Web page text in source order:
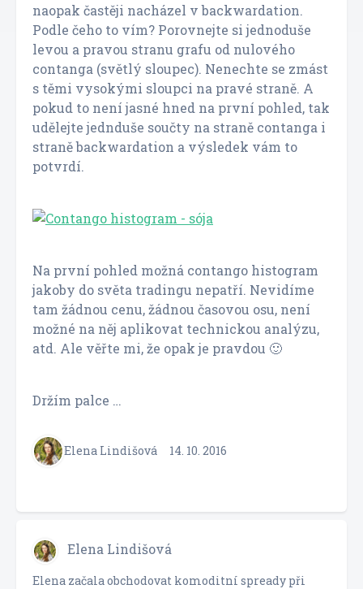
naopak častěji nacházel v backwardation.
Podle čeho to vím? Porovnejte si jednoduše
levou a pravou stranu grafu od nulového
contanga (světlý sloupec). Nenechte se zmást
s těmi vysokými sloupci na pravé straně. A
pokud to není jasné hned na první pohled, tak
udělejte jednduše součty na straně contanga i
straně backwardation a výsledek vám to
potvrdí.
Na první pohled možná contango histogram
jakoby do světa tradingu nepatří. Nevidíme
tam žádnou cenu, žádnou časovou osu, není
možné na něj aplikovat technickou analýzu,
atd. Ale věřte mi, že opak je pravdou 🙂
Držím palce …
Elena Lindišová 14. 10. 2016
Elena Lindišová
Elena začala obchodovat komoditní spready při